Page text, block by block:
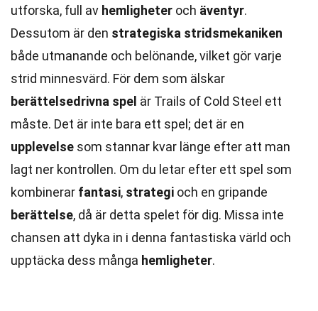
utforska, full av hemligheter och äventyr.
Dessutom är den strategiska stridsmekaniken
både utmanande och belönande, vilket gör varje
strid minnesvärd. För dem som älskar
berättelsedrivna spel är Trails of Cold Steel ett
måste. Det är inte bara ett spel; det är en
upplevelse som stannar kvar länge efter att man
lagt ner kontrollen. Om du letar efter ett spel som
kombinerar fantasi, strategi och en gripande
berättelse, då är detta spelet för dig. Missa inte
chansen att dyka in i denna fantastiska värld och
upptäcka dess många hemligheter.